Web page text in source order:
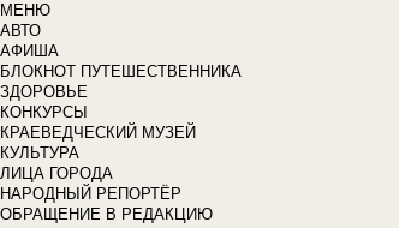
МЕНЮ
АВТО
АФИША
БЛОКНОТ ПУТЕШЕСТВЕННИКА
ЗДОРОВЬЕ
КОНКУРСЫ
КРАЕВЕДЧЕСКИЙ МУЗЕЙ
КУЛЬТУРА
ЛИЦА ГОРОДА
НАРОДНЫЙ РЕПОРТЁР
ОБРАЩЕНИЕ В РЕДАКЦИЮ